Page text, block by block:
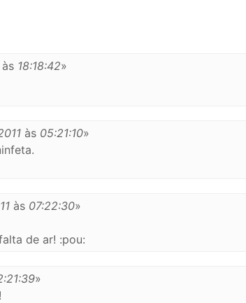
às 18:18:42»
às 05:21:10»
às 07:22:30»
de ar! :pou:
»